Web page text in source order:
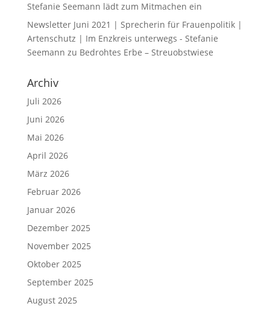
Stefanie Seemann lädt zum Mitmachen ein
Newsletter Juni 2021 | Sprecherin für Frauenpolitik |
Artenschutz | Im Enzkreis unterwegs - Stefanie
Seemann zu Bedrohtes Erbe – Streuobstwiese
Archiv
Juli 2026
Juni 2026
Mai 2026
April 2026
März 2026
Februar 2026
Januar 2026
Dezember 2025
November 2025
Oktober 2025
September 2025
August 2025